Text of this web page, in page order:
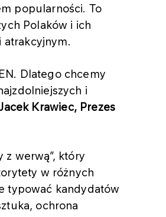
popularności. To
Polaków i ich
atrakcyjnym.
Dlatego chcemy
i
Krawiec, Prezes
werwą”, który
w różnych
typować kandydatów
ochrona